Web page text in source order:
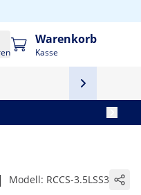
Warenkorb
Kasse
| Modell: RCCS-3.5LSS3